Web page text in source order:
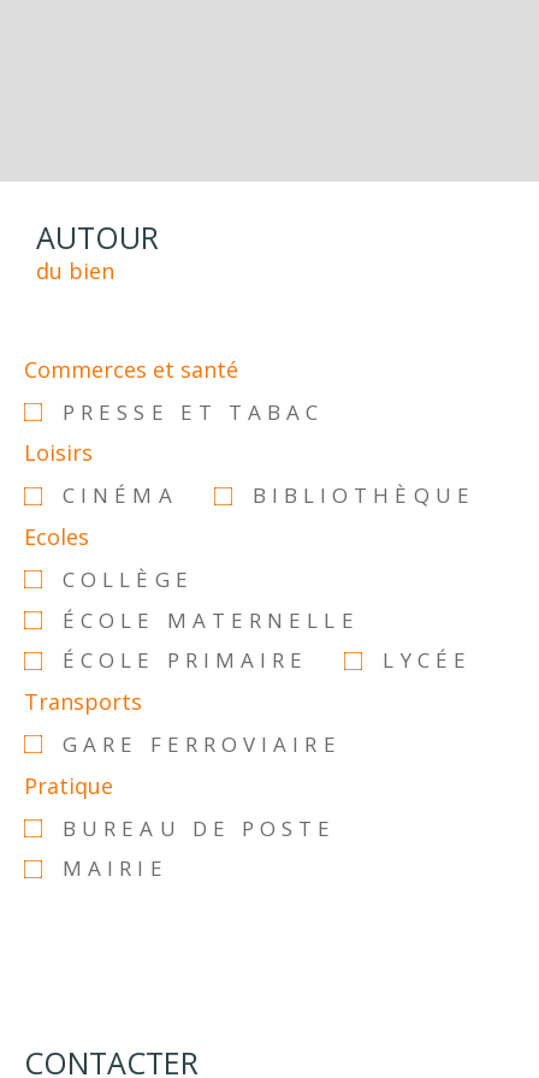
AUTOUR
du bien
Commerces et santé
PRESSE ET TABAC
Loisirs
CINÉMA BIBLIOTHÈQUE
Ecoles
COLLÈGE
ÉCOLE MATERNELLE
ÉCOLE PRIMAIRE
LYCÉE
Transports
GARE FERROVIAIRE
Pratique
BUREAU DE POSTE
MAIRIE
CONTACTER